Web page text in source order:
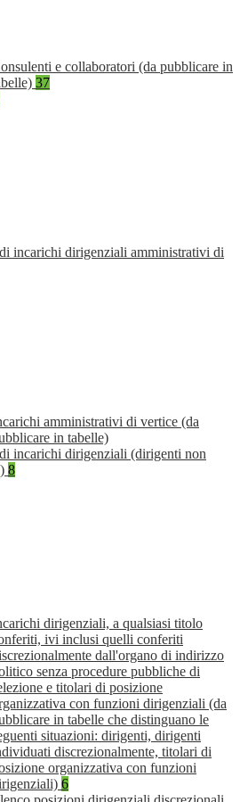
e collaboratori (da pubblicare in
37
incarichi dirigenziali amministrativi di
amministrativi di vertice (da
in tabelle)
incarichi dirigenziali (dirigenti non
8
dirigenziali, a qualsiasi titolo
ivi inclusi quelli conferiti
dall'organo di indirizzo
senza procedure pubbliche di
e titolari di posizione
con funzioni dirigenziali (da
in tabelle che distinguano le
situazioni: dirigenti, dirigenti
discrezionalmente, titolari di
organizzativa con funzioni
6